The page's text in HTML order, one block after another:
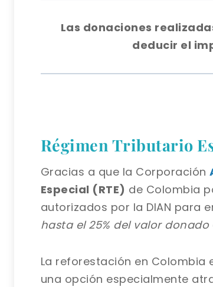
Las donaciones
deducir el
Régimen Tributario
Gracias a que la Corporación
Especial (RTE) de Colombia
autorizados por la DIAN para
hasta el 25% del valor donado
La reforestación en Colombia
una opción especialmente